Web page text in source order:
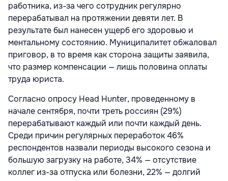
работника, из-за чего сотрудник регулярно
перерабатывал на протяжении девяти лет. В
результате был нанесен ущерб его здоровью и
ментальному состоянию. Муниципалитет обжаловал
приговор, в то время как сторона защиты заявила,
что размер компенсации — лишь половина оплаты
труда юриста.
Согласно опросу Head Hunter, проведенному в
начале сентября, почти треть россиян (29%)
перерабатывают каждый или почти каждый день.
Среди причин регулярных переработок46%
респондентов назвали периоды высокого сезона и
большую загрузку на работе, 34% — отсутствие
коллег из-за отпуска или болезни, 22% — долгий